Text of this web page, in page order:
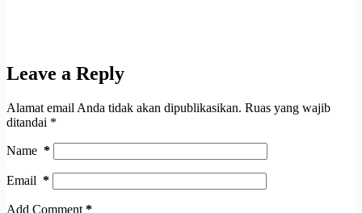
Leave a Reply
Alamat email Anda tidak akan dipublikasikan. Ruas yang wajib
ditandai *
Name *
Email *
Add Comment *